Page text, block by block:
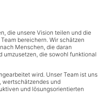
die unsere Vision teilen und die
bereichern. Wir schätzen
Menschen, die daran
umzusetzen, die sowohl funktional
wird. Unser Team ist uns
wertschätzendes und
und lösungsorientierten